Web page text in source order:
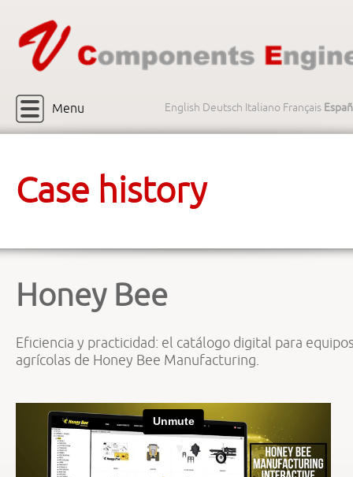
Menu English Deutsch Italiano Français
Case history
Honey Bee
Eficiencia y practicidad: el catálogo digital para
agrícolas de Honey Bee Manufacturing.